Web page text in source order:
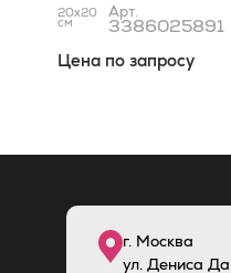
20x20
см
Арт.
3386025891
Цена по запросу
г. Москва
ул. Дениса